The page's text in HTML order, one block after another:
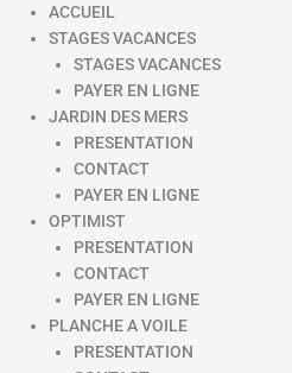
ACCUEIL
STAGES VACANCES
STAGES VACANCES
PAYER EN LIGNE
JARDIN DES MERS
PRESENTATION
CONTACT
PAYER EN LIGNE
OPTIMIST
PRESENTATION
CONTACT
PAYER EN LIGNE
PLANCHE A VOILE
PRESENTATION